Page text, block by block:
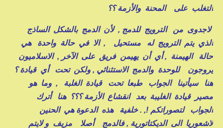
التغلب على المحنة والأزمة ؟؟
لاجدوى من الترويج للدمج , لأن الدمج بالشكل الساذج
الذي يتم الترويج له مستحيل , الا في حالة واحدة هي
حالة الهيمنة , أي أن يهيمن فريق على الآخر , الاسلاميون
يروجون للوحدة والدمج الاستثنائي , ولكن تحت أي قيادة ؟
هنا سيأتينا الجواب طبعا تحت قيادة الغلبة , وما هو
مصير قيادة الغليبة بعد انقشاع الأزمة ؟؟؟ هنا أترك
الجواب لتصوراتكم !, .خلفية هذه الدعوة هي الحنين
لاشعوريا الى الديكتاتورية , فالدمج أصلا مزيف و لايتم